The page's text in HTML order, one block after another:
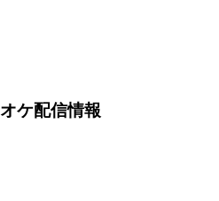
ケ配信情報